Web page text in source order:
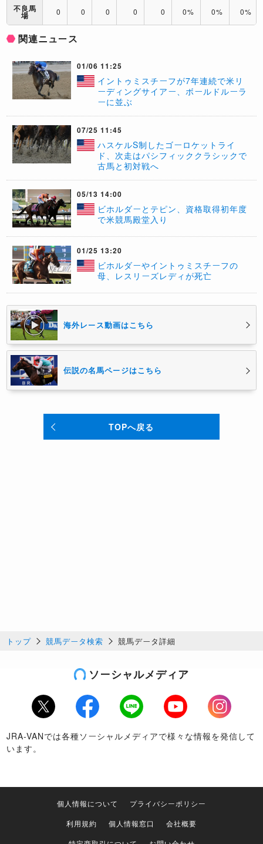
不良馬
場 0 0 0 0 0 0% 0% 0%
関連ニュース
01/06 11:25
​イントゥミスチーフが7年連続で米リ
ーディングサイアー、ボールドルーラ
ーに並ぶ
07/25 11:45
ハスケルS制したゴーロケットライ
ド、次走はパシフィッククラシックで
古馬と初対戦へ
05/13 14:00
​ビホルダーとテピン、資格取得初年度
で米競馬殿堂入り
01/25 13:20
ビホルダーやイントゥミスチーフの
母、レスリーズレディが死亡
海外レース動画はこちら
伝説の名馬ページはこちら
TOPへ戻る
トップ 競馬データ検索 競馬データ詳細
ソーシャルメディア
Twitter Facebook LINE Youtube
Instagram
JRA-VANでは各種ソーシャルメディアで様々な情報を発信して
います。
個人情報について
プライバシーポリシー
利用規約
個人情報窓口
会社概要